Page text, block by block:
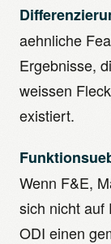
aehnliche
Ergebnisse,
weissen
existiert.
Wenn F&E,
sich nicht auf
ODI einen